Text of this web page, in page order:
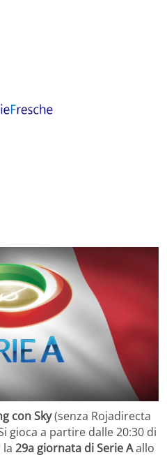
con Sky(senza Rojadirecta
gioca a partire dalle 20:30 di
la 29a giornata di Serie Aallo